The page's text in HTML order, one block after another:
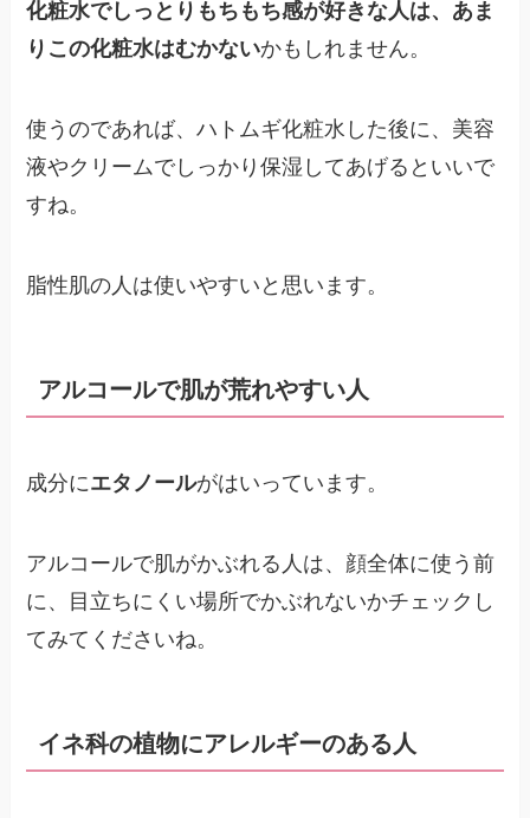
化粧水でしっとりもちもち感が好きな人は、あま
りこの化粧水はむかないかもしれません。
使うのであれば、ハトムギ化粧水した後に、美容
液やクリームでしっかり保湿してあげるといいで
すね。
脂性肌の人は使いやすいと思います。
アルコールで肌が荒れやすい人
成分にエタノールがはいっています。
アルコールで肌がかぶれる人は、顔全体に使う前
に、目立ちにくい場所でかぶれないかチェックし
てみてくださいね。
イネ科の植物にアレルギーのある人